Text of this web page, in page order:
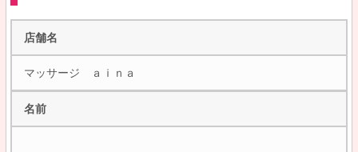
店舗名
マッサージ ａｉｎａ
名前